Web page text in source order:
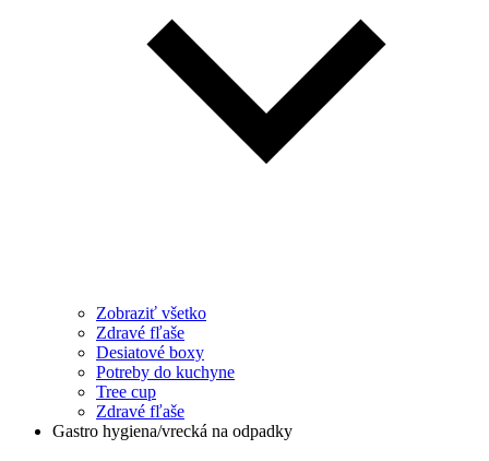
Zobraziť všetko
Zdravé fľaše
Desiatové boxy
Potreby do kuchyne
Tree cup
Zdravé fľaše
Gastro hygiena/vrecká na odpadky